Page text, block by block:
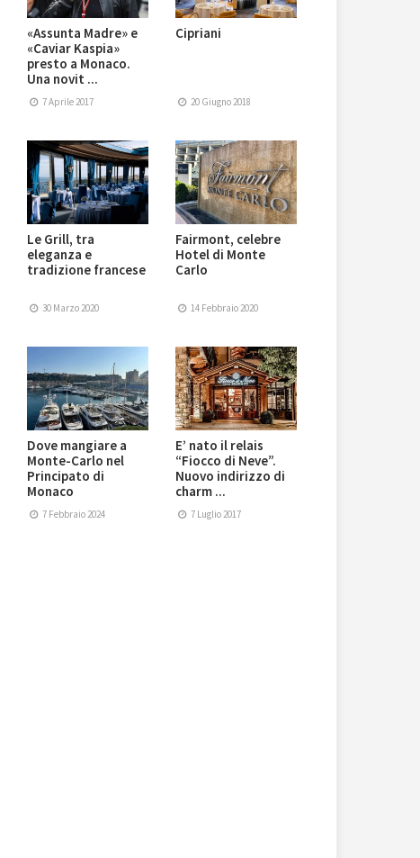
«Assunta Madre» e
«Caviar Kaspia»
presto a Monaco.
Una novit ...
7 Aprile 2017
Cipriani
20 Giugno 2018
Le Grill, tra
eleganza e
tradizione francese
30 Marzo 2020
Fairmont, celebre
Hotel di Monte
Carlo
14 Febbraio 2020
Dove mangiare a
Monte-Carlo nel
Principato di
Monaco
7 Febbraio 2024
E’ nato il relais
“Fiocco di Neve”.
Nuovo indirizzo di
charm ...
7 Luglio 2017